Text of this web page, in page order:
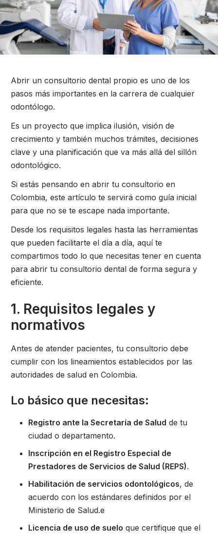
Abrir un consultorio dental propio es uno de los
pasos más importantes en la carrera de cualquier
odontólogo.
Es un proyecto que implica ilusión, visión de
crecimiento y también muchos trámites, decisiones
clave y una planificación que va más allá del sillón
odontológico.
Si estás pensando en abrir tu consultorio en
Colombia, este artículo te servirá como guía inicial
para que no se te escape nada importante.
Desde los requisitos legales hasta las herramientas
que pueden facilitarte el día a día, aquí te
compartimos todo lo que necesitas tener en cuenta
para abrir tu consultorio dental de forma segura y
eficiente.
1. Requisitos legales y
normativos
Antes de atender pacientes, tu consultorio debe
cumplir con los lineamientos establecidos por las
autoridades de salud en Colombia.
Lo básico que necesitas:
Registro ante la Secretaría de Salud de tu
ciudad o departamento.
Inscripción en el Registro Especial de
Prestadores de Servicios de Salud (REPS).
Habilitación de servicios odontológicos, de
acuerdo con los estándares definidos por el
Ministerio de Salud.e
Licencia de uso de suelo que certifique que el